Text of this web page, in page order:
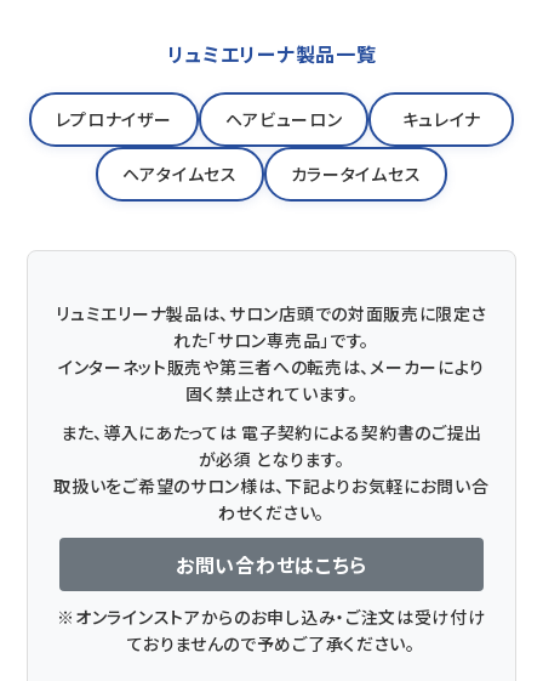
リュミエリーナ製品一覧
レプロナイザー ヘアビューロン キュレイナ
ヘアタイムセス カラータイムセス
リュミエリーナ製品は、サロン店頭での対面販売に限定さ
れた「サロン専売品」です。
インターネット販売や第三者への転売は、メーカーにより
固く禁止されています。
また、導入にあたっては 電子契約による契約書のご提出
が必須 となります。
取扱いをご希望のサロン様は、下記よりお気軽にお問い合
わせください。
お問い合わせはこちら
※オンラインストアからのお申し込み・ご注文は受け付け
ておりませんので予めご了承ください。